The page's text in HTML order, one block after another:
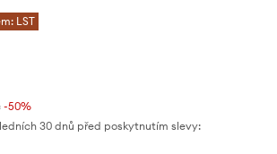
LST
-50%
30 dnů před poskytnutím slevy: